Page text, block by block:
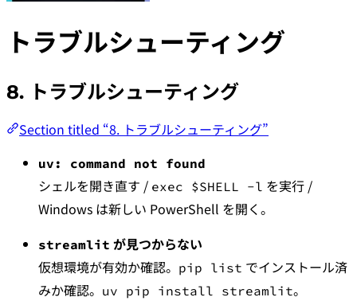
トラブルシューティング
8. トラブルシューティング
Section titled “8. トラブルシューティング”
uv: command not found
シェルを開き直す / exec $SHELL -l を実行 /
Windows は新しい PowerShell を開く。
streamlit が見つからない
仮想環境が有効か確認。 pip list でインストール済
みか確認。 uv pip install streamlit。